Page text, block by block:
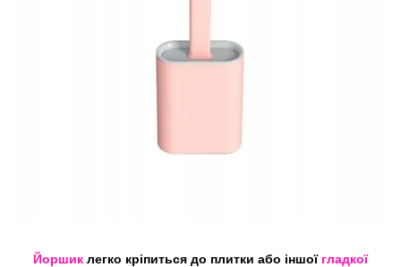
Йоршик легко кріпиться до плитки або іншоїгладкої